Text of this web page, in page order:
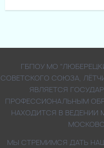
ГБПОУ МО
СОВЕТСКОГО СОЮЗА,
ЯВЛЯЕТСЯ
ПРОФЕССИОНАЛЬНЫМ
НАХОДИТСЯ В ВЕДЕНИИ
МЫ СТРЕМИМСЯ ДАТЬ